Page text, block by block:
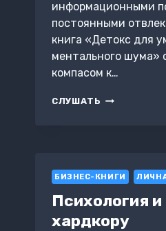
информационными
постоянными
книга «Детокс для
ментального шума»
компасом к…
СЛУШАТЬ ДЕТОКС
ШУМА
БИЗНЕС-КНИГИ
Психология и
хардкору